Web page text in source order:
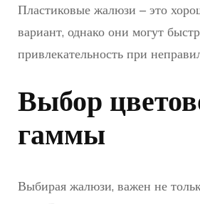
Пластиковые жалюзи – это
вариант, однако они могут
привлекательность при
Выбор
гаммы
Выбирая жалюзи, важен не